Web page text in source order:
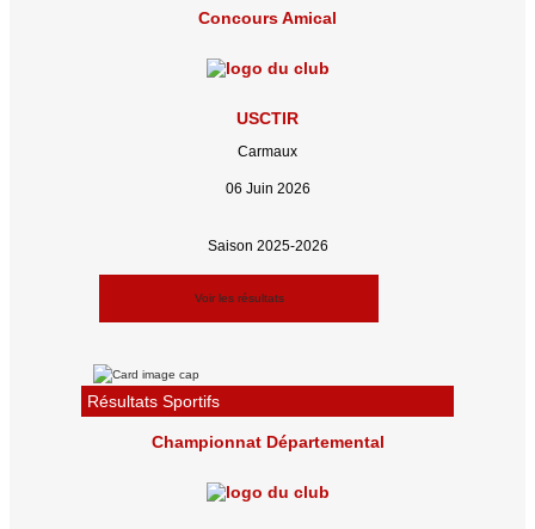
Concours Amical
USCTIR
Carmaux
06 Juin 2026
Saison 2025-2026
Voir les résultats
Résultats Sportifs
Championnat Départemental